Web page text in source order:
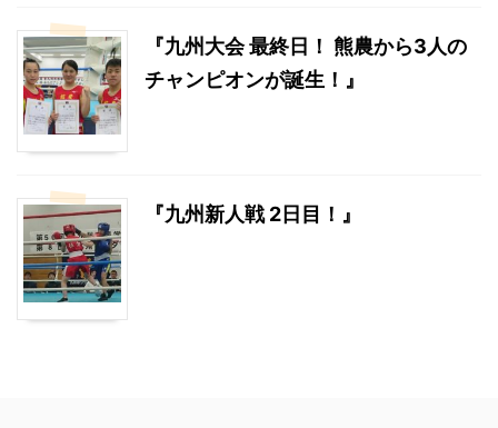
『九州大会 最終日！ 熊農から3人の
チャンピオンが誕生！』
『九州新人戦 2日目！』